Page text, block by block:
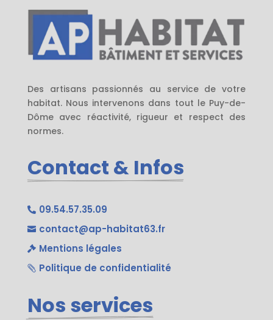
Des artisans passionnés au service de votre
habitat. Nous intervenons dans tout le Puy-de-
Dôme avec réactivité, rigueur et respect des
normes.
Contact & Infos
 09.54.57.35.09
 contact@ap-habitat63.fr
 Mentions légales
 Politique de confidentialité
Nos services